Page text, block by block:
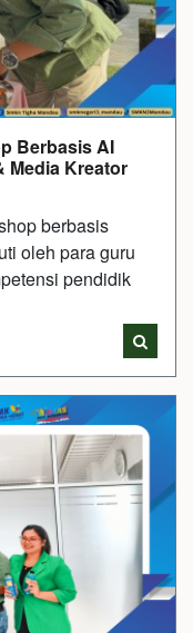
Berbasis AI
Media Kreator
berbasis
oleh para guru
pendidik